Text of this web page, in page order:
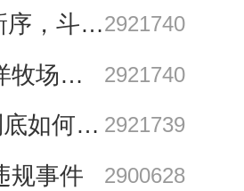
经授权不得
编辑 毛帅楠
歌谣里的节气 | 蝉鸣余暑启新序，斗指西南迎立秋2921740
冲刺万亿级！广东现代化海洋牧场建设提速 2921740
明星卸下“偶像包袱”，广东到底如何让人变松弛？ | 好看·南方号 2921739
规事件 2900628